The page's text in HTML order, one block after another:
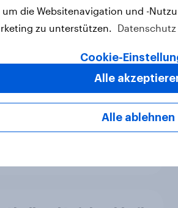
1 – eine
Schweizer ist für mehr
um die Websitenavigation und -
zu unterstützen.
Cookie-
Alle ablehnen
Alle